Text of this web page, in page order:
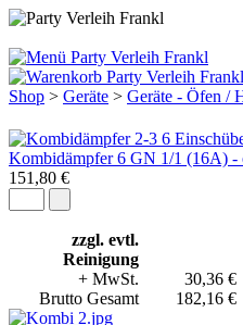
Shop > Geräte > Geräte - Öfen /
Kombidämpfer 6 GN 1/1 (16A) -
151,80 €
zzgl. evtl.
Reinigung
+ MwSt.
30,36 €
Brutto Gesamt
182,16 €